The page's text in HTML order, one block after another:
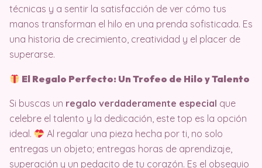
técnicas y a sentir la satisfacción de ver cómo tus
manos transforman el hilo en una prenda sofisticada. Es
una historia de crecimiento, creatividad y el placer de
superarse.
El Regalo Perfecto: Un Trofeo de Hilo y Talento
Si buscas un regalo verdaderamente especial que
celebre el talento y la dedicación, este top es la opción
ideal.
Al regalar una pieza hecha por ti, no solo
entregas un objeto; entregas horas de aprendizaje,
superación y un pedacito de tu corazón. Es el obsequio